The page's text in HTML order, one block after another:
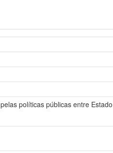
políticas públicas entre